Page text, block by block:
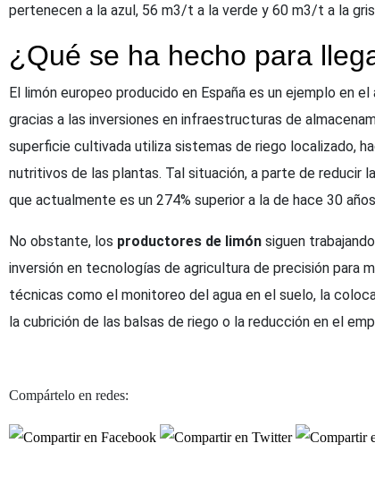
pertenecen a la azul, 56 m3/t a la verde y 60 m3/t a la
¿Qué se ha hecho para
El limón europeo producido en España es un ejemplo en
gracias a las inversiones en infraestructuras de
superficie cultivada utiliza sistemas de riego localizado,
nutritivos de las plantas. Tal situación, a parte de reducir
que actualmente es un 274% superior a la de hace 30
No obstante, los productores de limón siguen
inversión en tecnologías de agricultura de precisión para
técnicas como el monitoreo del agua en el suelo, la
la cubrición de las balsas de riego o la reducción en el
Compártelo en redes: